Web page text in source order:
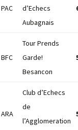
PAC
d’Echecs
Aubagnais
BFC
Tour Prends
Garde!
Besancon
ARA
Club d’Echecs
de
l’Agglomeration